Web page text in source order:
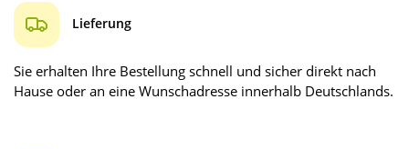
Lieferung
Sie erhalten Ihre Bestellung schnell und sicher direkt nach
Hause oder an eine Wunschadresse innerhalb Deutschlands.